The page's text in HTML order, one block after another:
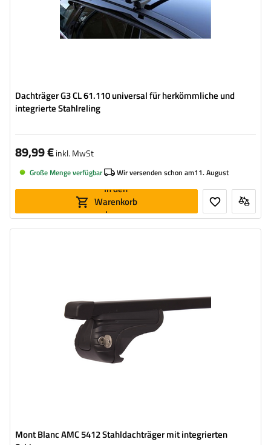
Dachträger G3 CL 61.110 universal für herkömmliche und
integrierte Stahlreling
89,99 €inkl. MwSt
Große Menge verfügbar Wir versenden schon am11. August
In den
Warenkorb
legen
Mont Blanc AMC 5412 Stahldachträger mit integrierten